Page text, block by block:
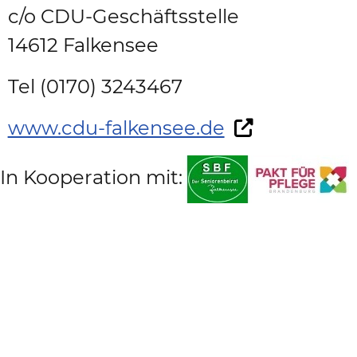
c/o CDU-Geschäftsstelle
14612 Falkensee
Tel (0170) 3243467
www.cdu-falkensee.de
In Kooperation mit: